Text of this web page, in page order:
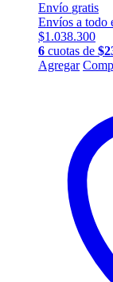
Envío gratis
Envíos a todo
$1.038.300
6 cuotas de $
Agregar Este
Las
se
pueden
elegir
en
página
de